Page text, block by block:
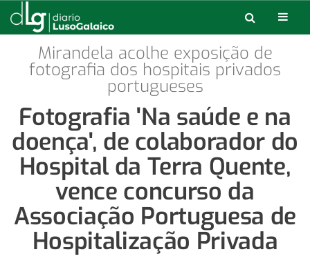
Mirandela acolhe exposição de
fotografia dos hospitais privados
portugueses
Fotografia 'Na saúde e na
doença', de colaborador do
Hospital da Terra Quente,
vence concurso da
Associação Portuguesa de
Hospitalização Privada